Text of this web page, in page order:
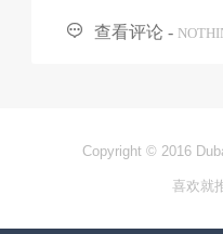
 查看评论 -
Copyright © 2016
喜欢就